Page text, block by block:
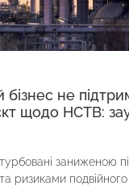
бізнес не
щодо НСТВ:
заниженою
та ризиками